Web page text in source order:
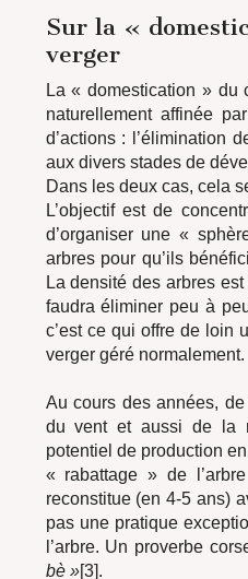
Sur la «
verger
La « domestication » du
naturellement affinée
d’actions : l’élimination
aux divers stades de
Dans les deux cas, cela
L’objectif est de
d’organiser une «
arbres pour qu’ils
La densité des arbres
faudra éliminer peu à
c’est ce qui offre de loin
verger géré normalement.
Au cours des années,
du vent et aussi de la
potentiel de production
« rabattage » de
reconstitue (en 4-5 ans)
pas une pratique
l’arbre. Un proverbe
bè »[3].